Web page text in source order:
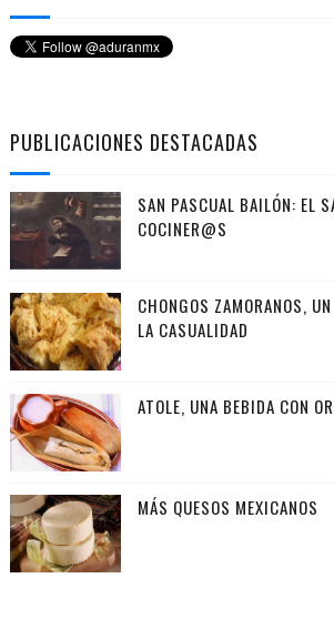
PUBLICACIONES DESTACADAS
SAN PASCUAL BAILÓN: EL
COCINER@S
CHONGOS ZAMORANOS,
LA CASUALIDAD
ATOLE, UNA BEBIDA CON
MÁS QUESOS MEXICANOS